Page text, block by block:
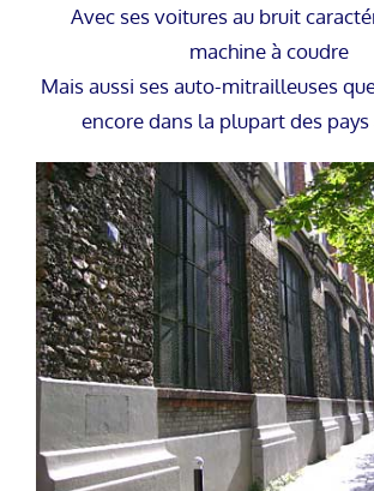
Avec ses voitures au bruit
machine à coudre
Mais aussi ses auto-mitrailleuses
encore dans la plupart des pays